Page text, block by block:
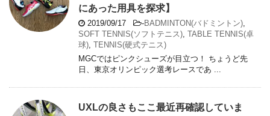
にあった用具を探求】
2019/09/17 -BADMINTON(バドミントン),
SOFT TENNIS(ソフトテニス), TABLE TENNIS(卓
球), TENNIS(硬式テニス)
MGCではピンクシューズが目立つ！ ちょうど先
日、東京オリンピック選考レースであ ...
UXLの良さもここ最近再確認していま